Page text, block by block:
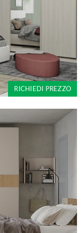
RICHIEDI PREZZO